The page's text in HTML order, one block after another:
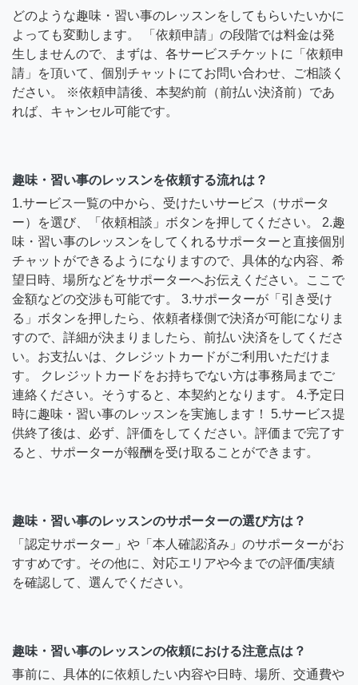
どのような趣味・習い事のレッスンをしてもらいたいかに
よっても変動します。 「依頼申請」の段階では料金は発
生しませんので、まずは、各サービスチケットに「依頼申
請」を頂いて、個別チャットにてお問い合わせ、ご相談く
ださい。 ※依頼申請後、本契約前（前払い決済前）であ
れば、キャンセル可能です。
趣味・習い事のレッスンを依頼する流れは？
1.サービス一覧の中から、受けたいサービス（サポータ
ー）を選び、「依頼相談」ボタンを押してください。 2.趣
味・習い事のレッスンをしてくれるサポーターと直接個別
チャットができるようになりますので、具体的な内容、希
望日時、場所などをサポーターへお伝えください。ここで
金額などの交渉も可能です。 3.サポーターが「引き受け
る」ボタンを押したら、依頼者様側で決済が可能になりま
すので、詳細が決まりましたら、前払い決済をしてくださ
い。お支払いは、クレジットカードがご利用いただけま
す。 クレジットカードをお持ちでない方は事務局までご
連絡ください。そうすると、本契約となります。 4.予定日
時に趣味・習い事のレッスンを実施します！ 5.サービス提
供終了後は、必ず、評価をしてください。評価まで完了す
ると、サポーターが報酬を受け取ることができます。
趣味・習い事のレッスンのサポーターの選び方は？
「認定サポーター」や「本人確認済み」のサポーターがお
すすめです。その他に、対応エリアや今までの評価/実績
を確認して、選んでください。
趣味・習い事のレッスンの依頼における注意点は？
事前に、具体的に依頼したい内容や日時、場所、交通費や